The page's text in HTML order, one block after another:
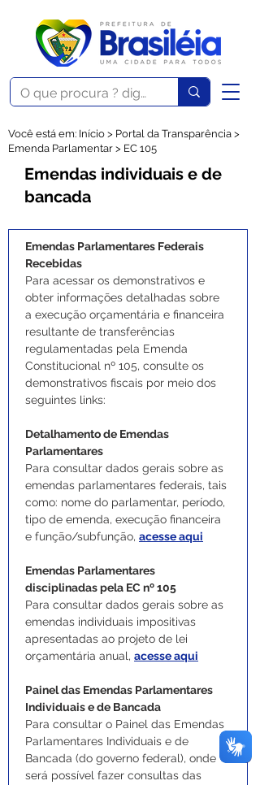
Você está em: Início > Portal da Transparência >
Emenda Parlamentar > EC 105
Emendas individuais e de
bancada
Emendas Parlamentares Federais
Recebidas
Para acessar os demonstrativos e
obter informações detalhadas sobre
a execução orçamentária e financeira
resultante de transferências
regulamentadas pela Emenda
Constitucional nº 105, consulte os
demonstrativos fiscais por meio dos
seguintes links:
Detalhamento de Emendas
Parlamentares
Para consultar dados gerais sobre as
emendas parlamentares federais, tais
como: nome do parlamentar, período,
tipo de emenda, execução financeira
e função/subfunção, acesse aqui
Emendas Parlamentares
disciplinadas pela EC nº 105
Para consultar dados gerais sobre as
emendas individuais impositivas
apresentadas ao projeto de lei
orçamentária anual, acesse aqui
Painel das Emendas Parlamentares
Individuais e de Bancada
Para consultar o Painel das Emendas
Parlamentares Individuais e de
Bancada (do governo federal), onde
será possível fazer consultas das